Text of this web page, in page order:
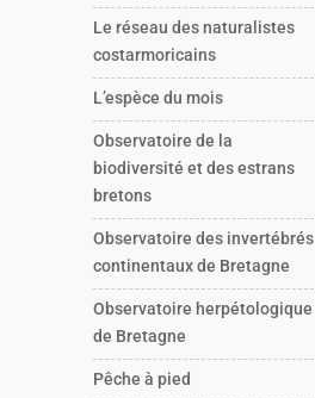
Le réseau des naturalistes
costarmoricains
L’espèce du mois
Observatoire de la
biodiversité et des estrans
bretons
Observatoire des invertébrés
continentaux de Bretagne
Observatoire herpétologique
de Bretagne
Pêche à pied